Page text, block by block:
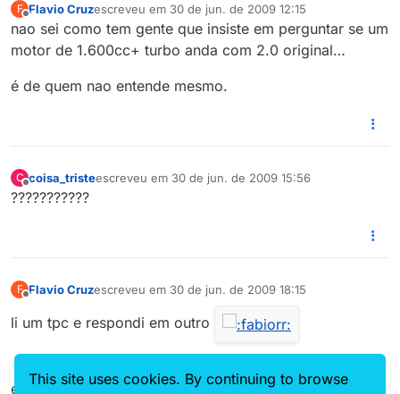
F
Offline
Flavio Cruzescreveu em 30 de jun. de 2009 12:15
última edição por
nao sei como tem gente que insiste em perguntar se um
motor de 1.600cc+ turbo anda com 2.0 original…
é de quem nao entende mesmo.
C
Offline
coisa_tristeescreveu em 30 de jun. de 2009 15:56
última edição por
???????????
F Flavio Cruzescreveu em 30 de jun. de 2009 18:15
última edição por
li um tpc e respondi em outro
era pro posta do passat md turbo
This site uses cookies. By continuing to browse